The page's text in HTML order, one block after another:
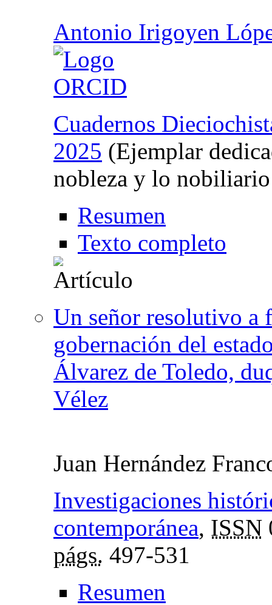
Antonio Irigoyen
Cuadernos
2025 (Ejemplar
nobleza y lo
Resumen
Texto completo
Un señor resolutivo
gobernación del
Álvarez de Toledo,
Vélez
Juan Hernández
Investigaciones
contemporánea, ISSN
págs. 497-531
Resumen